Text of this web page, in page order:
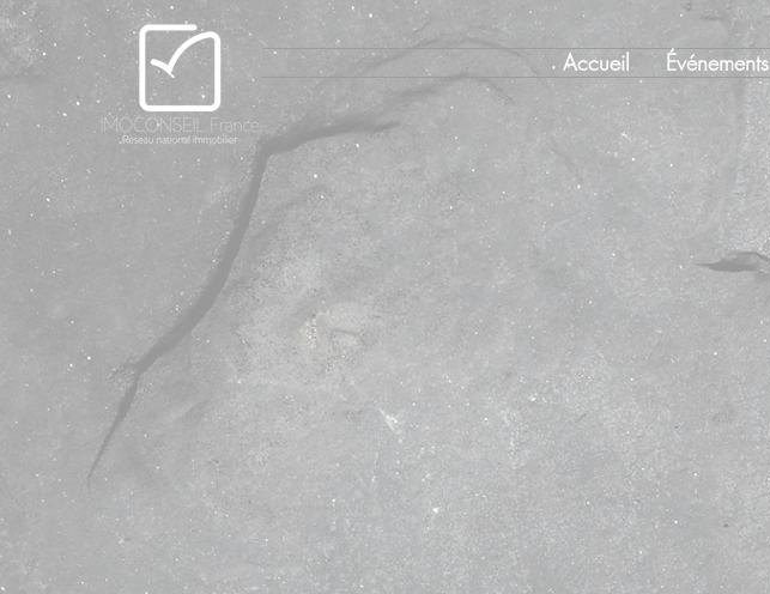
Accueil Événements